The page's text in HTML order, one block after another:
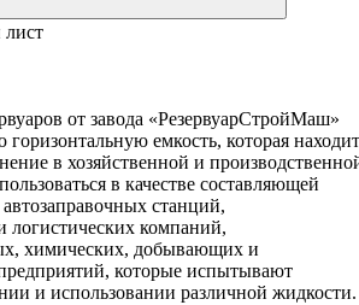
лист
от завода «РезервуарСтройМаш»
емкость, которая находит
в хозяйственной и
в качестве составляющей
автозаправочных станций,
логистических компаний,
химических, добывающих и
которые испытывают
и использовании различной жидкости.